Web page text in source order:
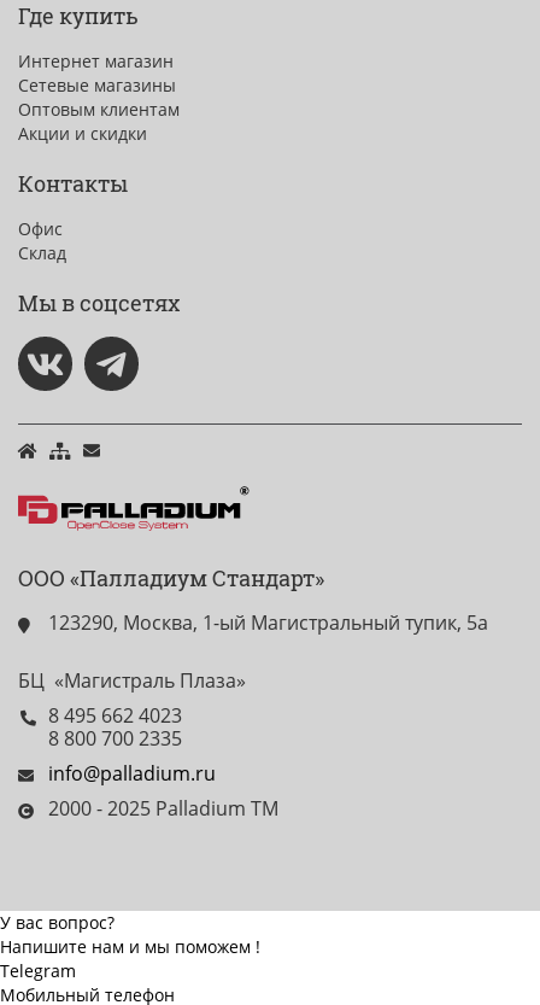
Где купить
Интернет магазин
Сетевые магазины
Оптовым клиентам
Акции и скидки
Контакты
Офис
Склад
Мы в соцсетях
ООО «Палладиум Стандарт»
123290, Москва, 1-ый Магистральный тупик, 5а
БЦ «Магистраль Плаза»
8 495 662 4023
8 800 700 2335
info@palladium.ru
2000 - 2025 Palladium TM
У вас вопрос?
Напишите нам и мы поможем !
Telegram
Мобильный телефон